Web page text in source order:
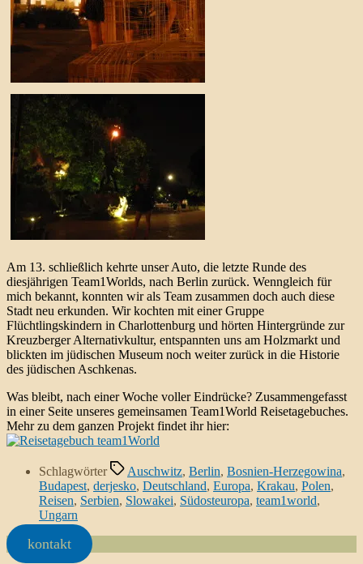
Am 13. schließlich kehrte unser Auto, die letzte Runde des
diesjährigen Team1Worlds, nach Berlin zurück. Wenngleich für
mich bekannt, konnten wir als Team zusammen doch auch diese
Stadt neu erkunden. Wir kochten mit einer Gruppe
Flüchtlingskindern in Charlottenburg und hörten Hintergründe zur
Kreuzberger Alternativkultur, entspannten uns am Holzmarkt und
blickten im jüdischen Museum noch weiter zurück in die Historie
des jüdischen Aschkenas.
Was bleibt, nach einer Woche voller Eindrücke? Zusammengefasst
in einer Seite unseres gemeinsamen Team1World Reisetagebuches.
Mehr zu dem ganzen Projekt findet ihr hier:
Schlagwörter Auschwitz, Berlin, Bosnien-Herzegowina,
Budapest, derjesko, Deutschland, Europa, Krakau, Polen,
Reisen, Serbien, Slowakei, Südosteuropa, team1world,
Ungarn
kontakt